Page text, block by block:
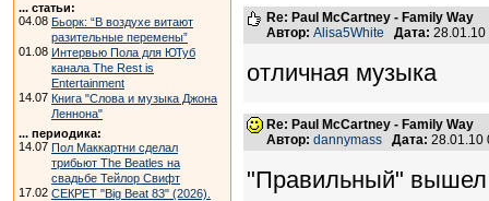
... статьи:
04.08 Бьорк: “В воздухе витают
разительные перемены”
01.08 Интервью Пола для ЮТуб
канала The Rest is
Entertainment
14.07 Книга "Слова и музыка Джона
Леннона"
... периодика:
14.07 Пол Маккартни сделал
трибьют The Beatles на
свадьбе Тейлор Свифт
17.02 СЕКРЕТ "Big Beat 83" (2026).
Re: Paul McCartney - Family Way
Автор: Alisa5White Дата:
отличная музыка
Re: Paul McCartney - Family Way
Автор: dannymass Дата:
"Правильный" вышел